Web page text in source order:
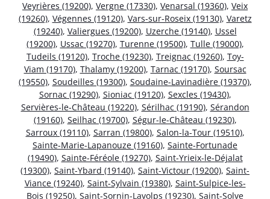
Veyrières (19200), Vergne (17330), Venarsal (19360), Veix
(19260), Végennes (19120), Vars-sur-Roseix (19130), Varetz
(19240), Valiergues (19200), Uzerche (19140), Ussel
(19200), Ussac (19270), Turenne (19500), Tulle (19000),
Tudeils (19120), Troche (19230), Treignac (19260), Toy-
Viam (19170), Thalamy (19200), Tarnac (19170), Soursac
(19550), Soudeilles (19300), Soudaine-Lavinadière (19370),
Sornac (19290), Sioniac (19120), Sexcles (19430),
Servières-le-Château (19220), Sérilhac (19190), Sérandon
(19160), Seilhac (19700), Ségur-le-Château (19230),
Sarroux (19110), Sarran (19800), Salon-la-Tour (19510),
Sainte-Marie-Lapanouze (19160), Sainte-Fortunade
(19490), Sainte-Féréole (19270), Saint-Yrieix-le-Déjalat
(19300), Saint-Ybard (19140), Saint-Victour (19200), Saint-
Viance (19240), Saint-Sylvain (19380), Saint-Sulpice-les-
Bois (19250), Saint-Sornin-Lavolps (19230), Saint-Solve